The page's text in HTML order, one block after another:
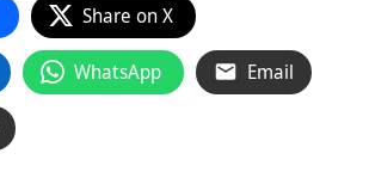
Share on X
WhatsApp Email